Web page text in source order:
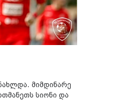
მიმდინარე
სიონი და